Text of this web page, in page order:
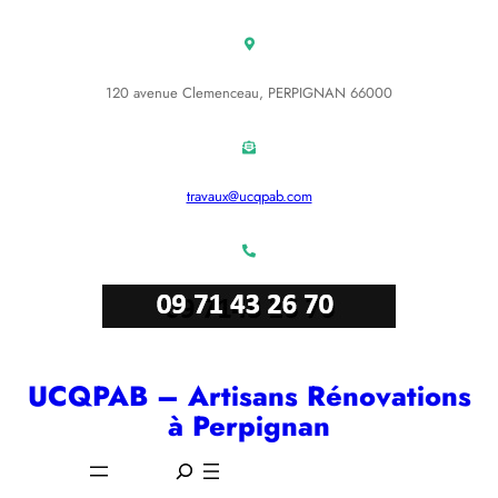
120 avenue Clemenceau, PERPIGNAN 66000
travaux@ucqpab.com
UCQPAB – Artisans Rénovations
à Perpignan
S